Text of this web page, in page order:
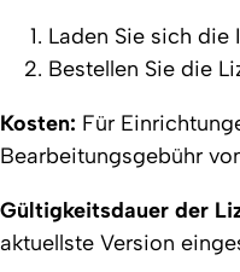
Laden Sie sich
Bestellen Sie die
Kosten: Für
Bearbeitungsgebühr
Gültigkeitsdauer der
aktuellste Version